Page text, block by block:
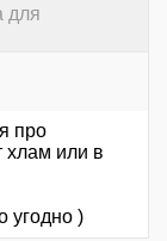
для
про
хлам или в
угодно )